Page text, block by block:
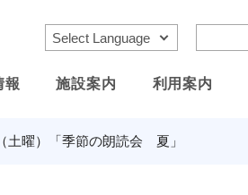
報 施設案内 利用案内
土曜）「季節の朗読会 夏」